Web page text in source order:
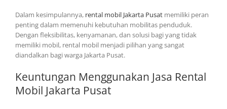
Dalam kesimpulannya, rental mobil Jakarta Pusat memiliki peran
penting dalam memenuhi kebutuhan mobilitas penduduk.
Dengan fleksibilitas, kenyamanan, dan solusi bagi yang tidak
memiliki mobil, rental mobil menjadi pilihan yang sangat
diandalkan bagi warga Jakarta Pusat.
Keuntungan Menggunakan Jasa Rental
Mobil Jakarta Pusat